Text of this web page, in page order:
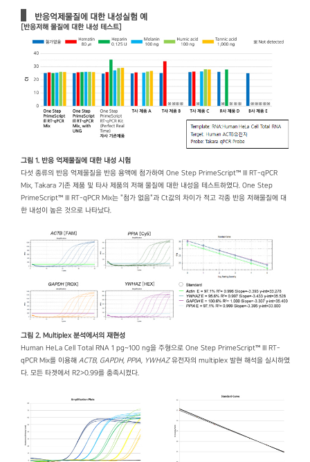
반응억제물질에 대한 내성실험 예
[반응저해 물질에 대한 내성 테스트]
그림 1. 반응 억제물질에 대한 내성 시험
다섯 종류의 반응 억제물질을 반응 용액에 첨가하여 One Step PrimeScript™ III RT-qPCR
Mix, Takara 기존 제품 및 타사 제품의 저해 물질에 대한 내성을 테스트하였다. One Step
PrimeScript™ III RT-qPCR Mix는 "첨가 없음"과 Ct값의 차이가 적고 각종 반응 저해물질에 대
한 내성이 높은 것으로 나타났다.
그림 2. Multiplex 분석에서의 재현성
Human HeLa Cell Total RNA 1 pg~100 ng을 주형으로 One Step PrimeScript™ III RT-
qPCR Mix를 이용해 ACTB, GAPDH, PPIA, YWHAZ유전자의 multiplex 발현 해석을 실시하였
다. 모든 타겟에서 R2>0.99를 충족시켰다.